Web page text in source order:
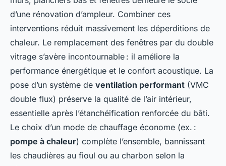
d’une rénovation d’ampleur. Combiner ces
interventions réduit massivement les déperditions de
chaleur. Le remplacement des fenêtres par du double
vitrage s’avère incontournable : il améliore la
performance énergétique et le confort acoustique. La
pose d’un système de ventilation performant (VMC
double flux) préserve la qualité de l’air intérieur,
essentielle après l’étanchéification renforcée du bâti.
Le choix d’un mode de chauffage économe (ex. :
pompe à chaleur) complète l’ensemble, bannissant
les chaudières au fioul ou au charbon selon la